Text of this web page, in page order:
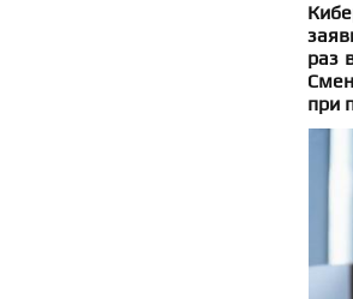
раз
при